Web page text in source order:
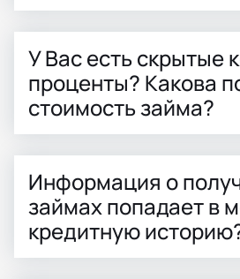
У Вас есть скрытые
проценты? Какова
стоимость займа?
Информация о
займах попадает в
кредитную